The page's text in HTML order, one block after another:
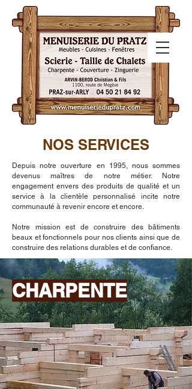
NOS SERVICES
Depuis notre ouverture en 1995, nous sommes
devenus maîtres de notre métier. Notre
engagement envers des produits de qualité et un
service à la clientèle personnalisé incite notre
communauté à revenir encore et encore.
Notre mission est de construire des bâtiments
beaux et fonctionnels pour nos clients ainsi que de
construire des relations durables et de confiance.
CHARPENTE